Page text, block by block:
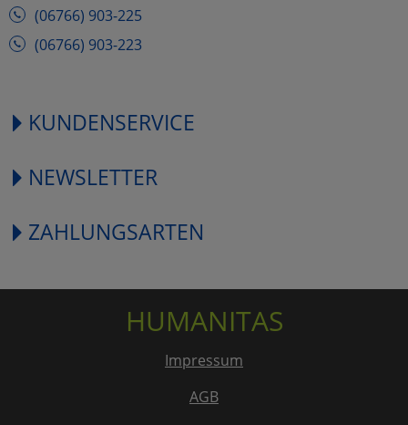
(06766) 903-225
(06766) 903-223
KUNDENSERVICE
NEWSLETTER
ZAHLUNGSARTEN
HUMANITAS
Impressum
AGB